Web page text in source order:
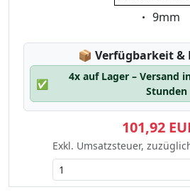
9mm
📦 Lagerstatus:
Verfügbarkeit &
✅
4x auf Lager – Versand
Stunden
101,92
Exkl. Umsatzsteuer,